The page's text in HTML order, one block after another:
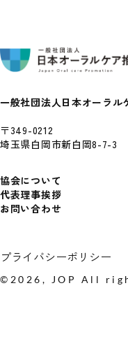
一般社団法人日本オーラル
〒349-0212
埼玉県白岡市新白岡8-7-3
協会について
代表理事挨拶
お問い合わせ
© 2026 , JOP All
プライバシーポリシー